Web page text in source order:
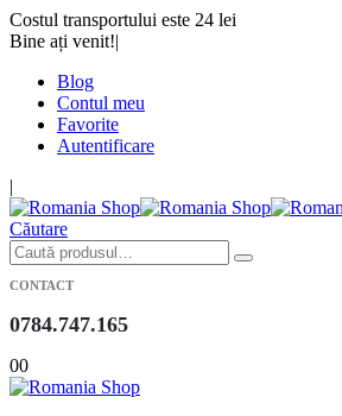
Costul transportului este 24 lei
Bine ați venit!|
Blog
Contul meu
Favorite
Autentificare
|
Căutare
CONTACT
0784.747.165
00